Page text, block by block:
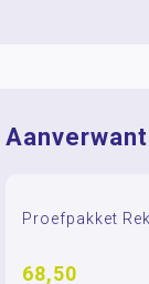
Proefpakket
68,50